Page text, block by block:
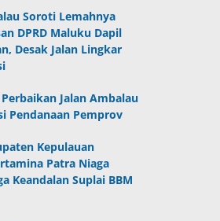
Soroti Lemahnya
DPRD Maluku Dapil
Desak Jalan Lingkar
Jalan Ambalau
Pendanaan Pemprov
Kepulauan
Patra Niaga
Keandalan Suplai BBM